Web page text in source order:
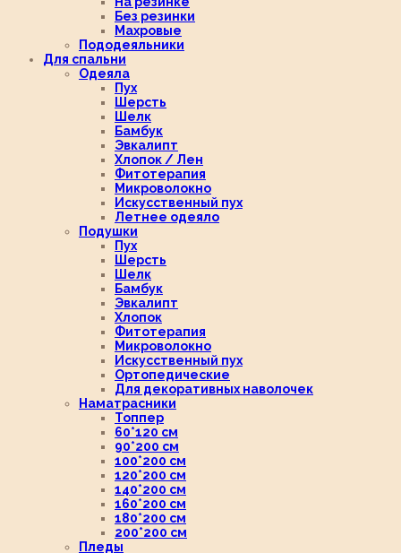
Без резинки
Махровые
Пододеяльники
Для спальни
Одеяла
Пух
Шерсть
Шелк
Бамбук
Эвкалипт
Хлопок / Лен
Фитотерапия
Микроволокно
Искусственный пух
Летнее одеяло
Подушки
Пух
Шерсть
Шелк
Бамбук
Эвкалипт
Хлопок
Фитотерапия
Микроволокно
Искусственный пух
Ортопедические
Для декоративных наволочек
Наматрасники
Топпер
60*120 см
90*200 см
100*200 см
120*200 см
140*200 см
160*200 см
180*200 см
200*200 см
Пледы